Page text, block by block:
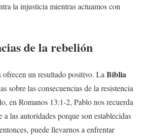
la injusticia mientras actuamos con
de la rebelión
ofrecen un resultado positivo. La Biblia
sobre las consecuencias de la resistencia
en Romanos 13:1-2, Pablo nos recuerda
a las autoridades porque son establecidas
puede llevarnos a enfrentar